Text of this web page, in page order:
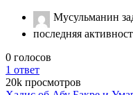
Мусульманин
последняя
0 голосов
1 ответ
20k просмотров